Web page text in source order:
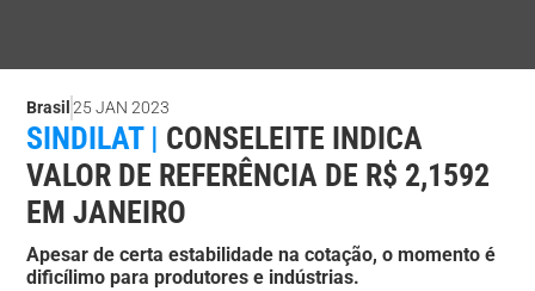
Brasil 25 JAN 2023
SINDILAT | CONSELEITE INDICA
VALOR DE REFERÊNCIA DE R$ 2,1592
EM JANEIRO
Apesar de certa estabilidade na cotação, o momento é
dificílimo para produtores e indústrias.